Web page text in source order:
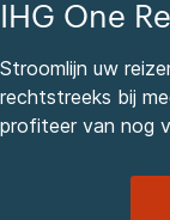
IHG One
Stroomlijn uw
rechtstreeks bij
profiteer van nog